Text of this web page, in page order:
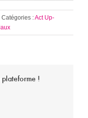
Catégories :Act Up-
plateforme !